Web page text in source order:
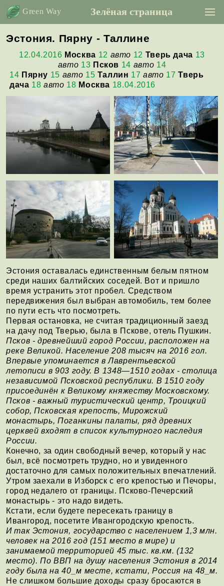
Green Way Зелёная страница
Эстония. Пярну - Таллинe
12.04.2016 Москва 12 авто 12 Тверь дача 13
авто 13 Псков 14 авто 14
14 Пярну 15 авто 15 Таллин 17авто 17Тверь
дача 18авто 18 Москва 18.04.2016
Эстония оставалась единственным белым пятном
среди наших балтийских соседей. Вот и пришло
время устранить этот пробел. Средством
передвижения был выбран автомобиль, тем более
по пути есть что посмотреть.
Первая остановка, не считая традиционный заезд
на дачу под Тверью, была в Пскове, отель Пушкин.
Псков - древнейший город России, расположен на
реке Великой. Население 208 тысяч на 2016 гол.
Впервые упоминается в Лаврентьевской
летописи в 903 году. В 1348—1510 годах - столица
независимой Псковской республики. В 1510 году
присоединён к Великому княжеству Московскому.
Псков - важный туристический центр, Троицкий
собор, Псковская крепость, Мирожский
монастырь, Поганкины палаты, ряд древних
церквей входят в список культурного наследия
России.
Конечно, за один свободный вечер, который у нас
был, всё посмотреть трудно, но и увиденного
достаточно для самых положительных впечатлений.
Утром заехали в Изборск с его крепостью и Печоры,
город недалеrо от границы. Псково-Печерский
монастырь - это надо видеть.
Кстати, если будете пересекать границу в
Ивангород, посетите Ивангородскую крепость.
И так Эстония, государство с населением 1,3 млн.
человек на 2016 год (151 место в мире) и
занимаемой территорией 45 тыс. кв.км. (132
место). По ВВП на душу населения Эстония в 2014
году была на 40_м месте, кстати, Россия на 48_м.
Не слишком большие доходы сразу бросаются в